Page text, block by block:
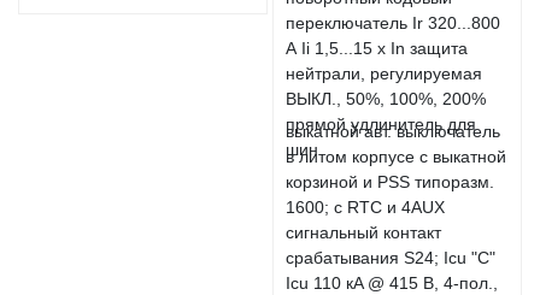
выкатной авт. выключатель
в литом корпусе с выкатной
корзиной и PSS типоразм.
1600; с RTC и 4AUX
сигнальный контакт
срабатывания S24; Icu "C"
Icu 110 кA @ 415 В, 4-пол.,